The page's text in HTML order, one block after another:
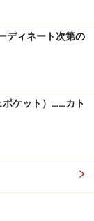
ディネート次第の
ポケット）……カト